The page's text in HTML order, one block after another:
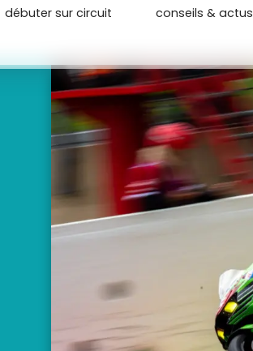
débuter sur circuit conseils & actus